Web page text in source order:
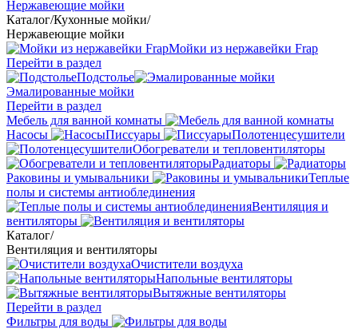
Нержавеющие мойки
Каталог/Кухонные мойки/
Нержавеющие мойки
Мойки из нержавейки Frap
Перейти в раздел
Подстолье
Эмалированные мойки
Перейти в раздел
Мебель для ванной комнаты
Насосы
Писсуары
Полотенцесушители
Обогреватели и тепловентиляторы
Радиаторы
Раковины и умывальники
Теплые
полы и системы антиоблединения
Вентиляция и
вентиляторы
Каталог/
Вентиляция и вентиляторы
Очистители воздуха
Напольные вентиляторы
Вытяжные вентиляторы
Перейти в раздел
Фильтры для воды